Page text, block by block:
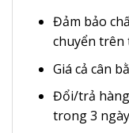
Đảm bảo
chuyển trên
Giá cả cân
Đổi/trả
trong 3 ngày